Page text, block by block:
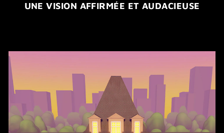
UNE VISION AFFIRMÉE ET AUDACIEUSE​